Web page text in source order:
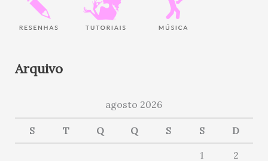
Arquivo
agosto 2026
S T Q Q S S D
1
2